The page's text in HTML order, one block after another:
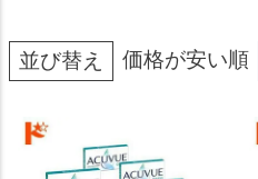
並び替え 価格が安い順